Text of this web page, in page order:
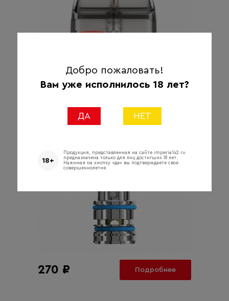
350 ₽
270 ₽ Подробнее
Добро пожаловать!
Вам уже исполнилось 18 лет?
ДА НЕТ
18+
Продукция, представленная на сайте imperia142.ru
предназначена только для лиц достигших 18 лет.
Нажимая на кнопку «да» вы подтверждаете свое
совершеннолетие.